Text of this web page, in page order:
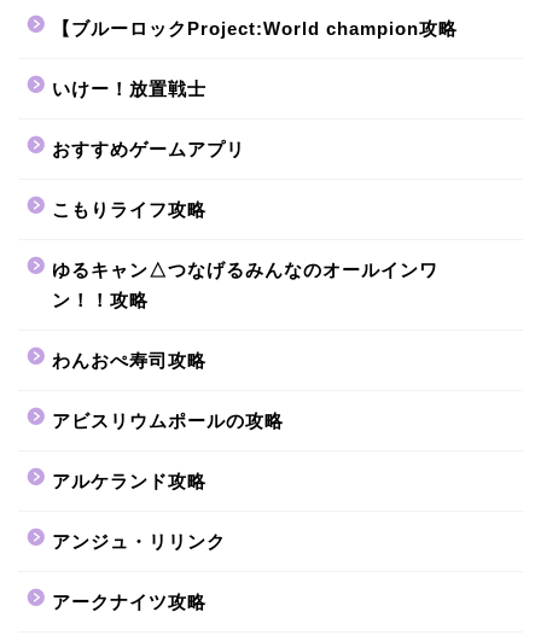
【ブルーロックProject:World champion攻略
いけー！放置戦士
おすすめゲームアプリ
こもりライフ攻略
ゆるキャン△つなげるみんなのオールインワ
ン！！攻略
わんおぺ寿司攻略
アビスリウムポールの攻略
アルケランド攻略
アンジュ・リリンク
アークナイツ攻略